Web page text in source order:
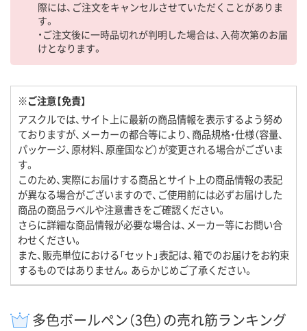
際には、ご注文をキャンセルさせていただくことがありま
す。
・ご注文後に一時品切れが判明した場合は、入荷次第のお届
けとなります。
※ご注意【免責】
アスクルでは、サイト上に最新の商品情報を表示するよう努め
ておりますが、メーカーの都合等により、商品規格・仕様（容量、
パッケージ、原材料、原産国など）が変更される場合がございま
す。
このため、実際にお届けする商品とサイト上の商品情報の表記
が異なる場合がございますので、ご使用前には必ずお届けした
商品の商品ラベルや注意書きをご確認ください。
さらに詳細な商品情報が必要な場合は、メーカー等にお問い合
わせください。
また、販売単位における「セット」表記は、箱でのお届けをお約束
するものではありません。あらかじめご了承ください。
多色ボールペン（3色）の売れ筋ランキング